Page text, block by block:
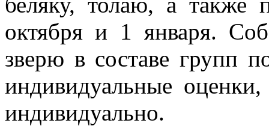
октября и 1 января.
зверю в составе групп
индивидуальные
индивидуально.